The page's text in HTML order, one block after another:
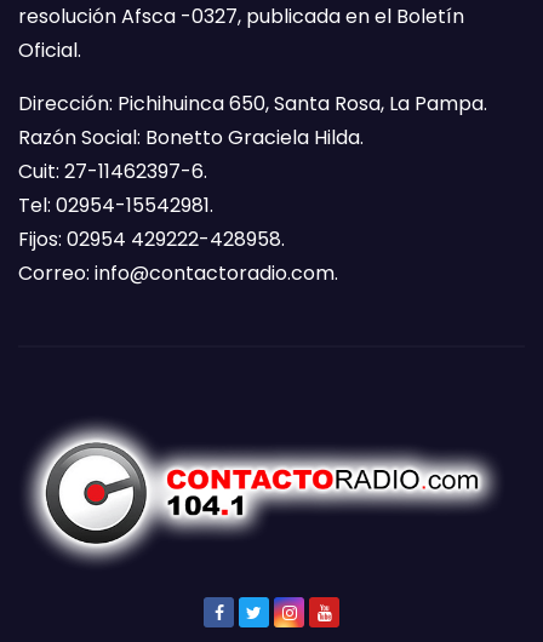
resolución Afsca -0327, publicada en el Boletín
Oficial.
Dirección: Pichihuinca 650, Santa Rosa, La Pampa.
Razón Social: Bonetto Graciela Hilda.
Cuit: 27-11462397-6.
Tel: 02954-15542981.
Fijos: 02954 429222-428958.
Correo: info@contactoradio.com.